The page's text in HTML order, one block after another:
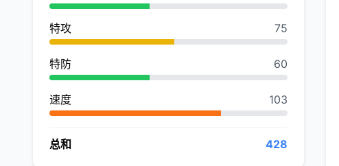
特攻 75
特防 60
速度 103
总和 428